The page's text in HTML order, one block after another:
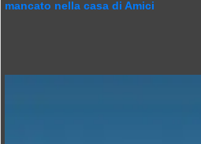
mancato nella casa di Amici